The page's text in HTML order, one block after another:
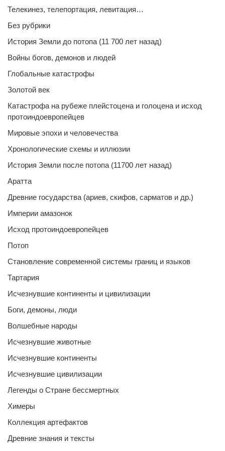
Телекинез, телепортация, левитация…
Без рубрики
История Земли до потопа (11 700 лет назад)
Войны богов, демонов и людей
Глобальные катастрофы
Золотой век
Катастрофа на рубеже плейстоцена и голоцена и исход
протоиндоевропейцев
Мировые эпохи и человечества
Хронологические схемы и иллюзии
История Земли после потопа (11700 лет назад)
Аратта
Древние государства (ариев, скифов, сарматов и др.)
Империи амазонок
Исход протоиндоевропейцев
Потоп
Становление современной системы границ и языков
Тартария
Исчезнувшие континенты и цивилизации
Боги, демоны, люди
Волшебные народы
Исчезнувшие животные
Исчезнувшие континенты
Исчезнувшие цивилизации
Легенды о Стране бессмертных
Химеры
Коллекция артефактов
Древние знания и тексты